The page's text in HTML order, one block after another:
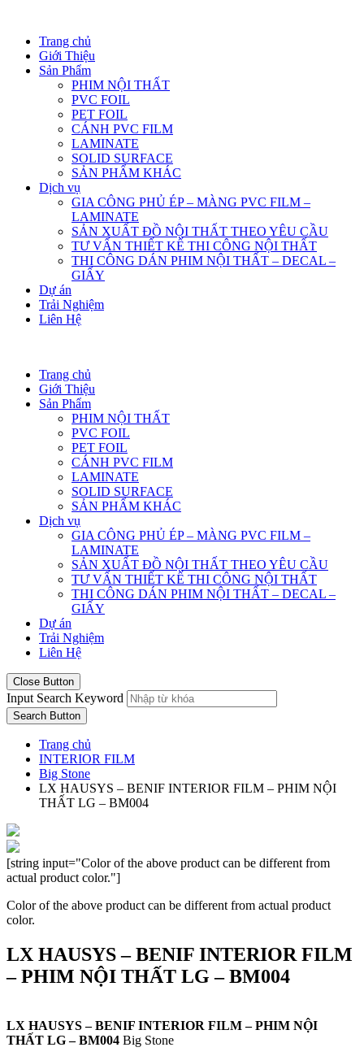
Trang chủ
Giới Thiệu
Sản Phẩm
PHIM NỘI THẤT
PVC FOIL
PET FOIL
CÁNH PVC FILM
LAMINATE
SOLID SURFACE
SẢN PHẨM KHÁC
Dịch vụ
GIA CÔNG PHỦ ÉP – MÀNG PVC FILM –
LAMINATE
SẢN XUẤT ĐỒ NỘI THẤT THEO YÊU CẦU
TƯ VẤN THIẾT KẾ THI CÔNG NỘI THẤT
THI CÔNG DÁN PHIM NỘI THẤT – DECAL –
GIẤY
Dự án
Trải Nghiệm
Liên Hệ
Trang chủ
Giới Thiệu
Sản Phẩm
PHIM NỘI THẤT
PVC FOIL
PET FOIL
CÁNH PVC FILM
LAMINATE
SOLID SURFACE
SẢN PHẨM KHÁC
Dịch vụ
GIA CÔNG PHỦ ÉP – MÀNG PVC FILM –
LAMINATE
SẢN XUẤT ĐỒ NỘI THẤT THEO YÊU CẦU
TƯ VẤN THIẾT KẾ THI CÔNG NỘI THẤT
THI CÔNG DÁN PHIM NỘI THẤT – DECAL –
GIẤY
Dự án
Trải Nghiệm
Liên Hệ
Close Button
Input Search Keyword
Search Button
Trang chủ
INTERIOR FILM
Big Stone
LX HAUSYS – BENIF INTERIOR FILM – PHIM NỘI
THẤT LG – BM004
[string input="Color of the above product can be different from
actual product color."]
Color of the above product can be different from actual product
color.
LX HAUSYS – BENIF INTERIOR FILM
– PHIM NỘI THẤT LG – BM004
LX HAUSYS – BENIF INTERIOR FILM – PHIM NỘI
THẤT LG – BM004 Big Stone